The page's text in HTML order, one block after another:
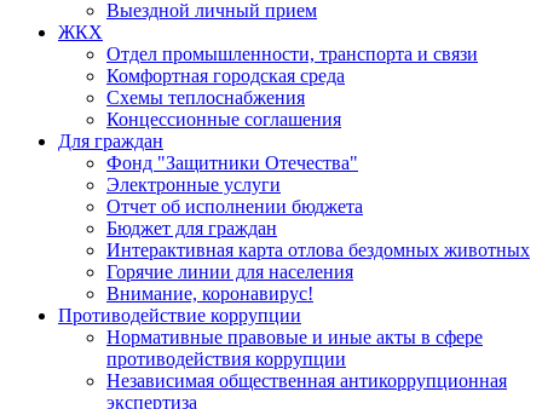
Выездной личный прием
ЖКХ
Отдел промышленности, транспорта и связи
Комфортная городская среда
Схемы теплоснабжения
Концессионные соглашения
Для граждан
Фонд "Защитники Отечества"
Электронные услуги
Отчет об исполнении бюджета
Бюджет для граждан
Интерактивная карта отлова бездомных животных
Горячие линии для населения
Внимание, коронавирус!
Противодействие коррупции
Нормативные правовые и иные акты в сфере
противодействия коррупции
Независимая общественная антикоррупционная
экспертиза